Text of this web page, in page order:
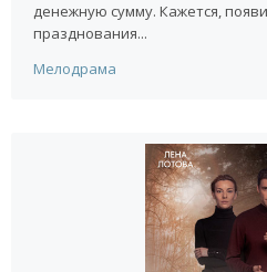
денежную сумму. Кажется,
празднования...
Мелодрама